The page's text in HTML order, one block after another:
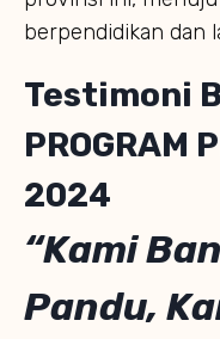
berpendidikan dan
Testimoni
PROGRAM
2024
“Kami
Pandu,